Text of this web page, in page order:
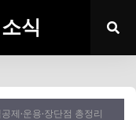
식
제·운용·장단점 총정리